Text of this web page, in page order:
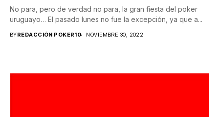
No para, pero de verdad no para, la gran fiesta del poker
uruguayo… El pasado lunes no fue la excepción, ya que a...
BYREDACCIÓN POKER10 NOVIEMBRE 30, 2022